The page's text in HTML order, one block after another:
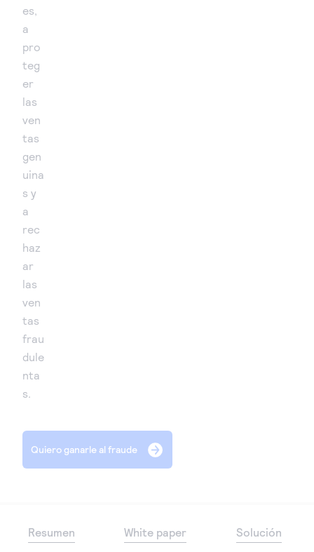
es,
a
pro
teg
er
las
ven
tas
gen
uina
s y
a
rec
haz
ar
las
ven
tas
frau
dule
nta
s.
Quiero ganarle al fraude
Resumen White paper Solución